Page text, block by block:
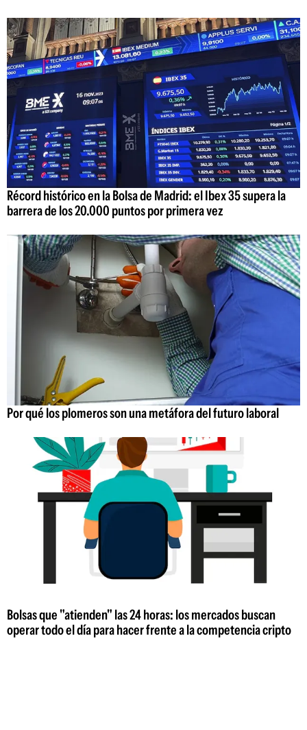
Récord histórico en la Bolsa de Madrid: el Ibex 35 supera la
barrera de los 20.000 puntos por primera vez
Por qué los plomeros son una metáfora del futuro laboral
Bolsas que "atienden" las 24 horas: los mercados buscan
operar todo el día para hacer frente a la competencia cripto